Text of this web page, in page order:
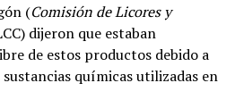
(Comisión de Licores y
dijeron que estaban
de estos productos debido a
químicas utilizadas en